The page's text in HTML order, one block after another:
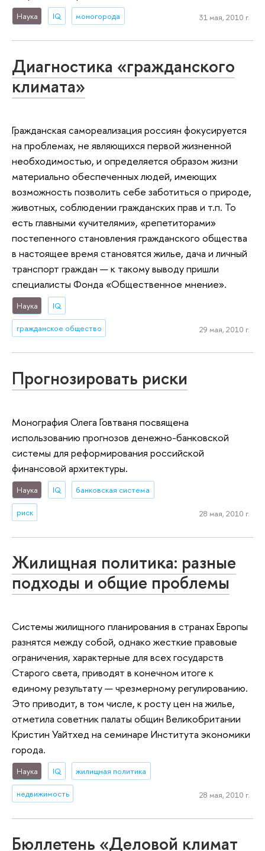
Наука IQ моногорода 31 мая, 2010 г.
Диагностика «гражданского
климата»
Гражданская самореализация россиян фокусируется
на проблемах, не являющихся первой жизненной
необходимостью, и определяется образом жизни
материально обеспеченных людей, имеющих
возможность позволить себе заботиться о природе,
животных, соблюдении гражданских прав и т.п. То
есть главными «учителями», «репетиторами»
постепенного становления гражданского общества
в настоящее время становятся жилье, дача и личный
транспорт граждан — к такому выводу пришли
специалисты Фонда «Общественное мнение».
Наука IQ
гражданское общество 29 мая, 2010 г.
Прогнозировать риски
Монография Олега Говтваня посвящена
использованию прогнозов денежно-банковской
системы для реформирования российской
финансовой архитектуры.
Наука IQ банковская система
риск 28 мая, 2010 г.
Жилищная политика: разные
подходы и общие проблемы
Системы жилищного планирования в странах Европы
разнятся между собой, однако жесткие правовые
ограничения, характерные для всех государств
Старого света, приводят в конечном итоге к
единому результату — чрезмерному регулированию.
Это приводит, в том числе, к росту цен на жилье,
отметила советник палаты общин Великобритании
Кристин Уайтхед на семинаре Института экономики
города.
Наука IQ жилищная политика
недвижимость 28 мая, 2010 г.
Бюллетень «Деловой климат